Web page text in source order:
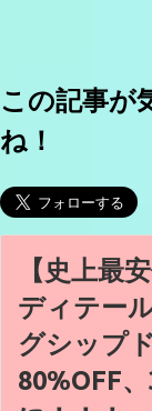
この記事が
ね！
【史上最
ディテー
グシップ
80%OFF